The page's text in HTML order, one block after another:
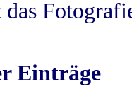
Einträge